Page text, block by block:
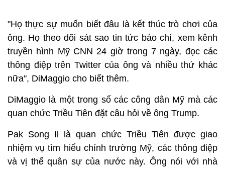
"Họ thực sự muốn biết đâu là kết thúc trò chơi của
ông. Họ theo dõi sát sao tin tức báo chí, xem kênh
truyền hình Mỹ CNN 24 giờ trong 7 ngày, đọc các
thông điệp trên Twitter của ông và nhiều thứ khác
nữa", DiMaggio cho biết thêm.
DiMaggio là một trong số các công dân Mỹ mà các
quan chức Triều Tiên đặt câu hỏi về ông Trump.
Pak Song Il là quan chức Triều Tiên được giao
nhiệm vụ tìm hiểu chính trường Mỹ, các thông điệp
và vị thế quân sự của nước này. Ông nói với nhà